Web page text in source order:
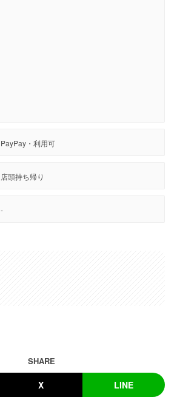
PayPay・利用可
店頭持ち帰り
-
SHARE
X LINE